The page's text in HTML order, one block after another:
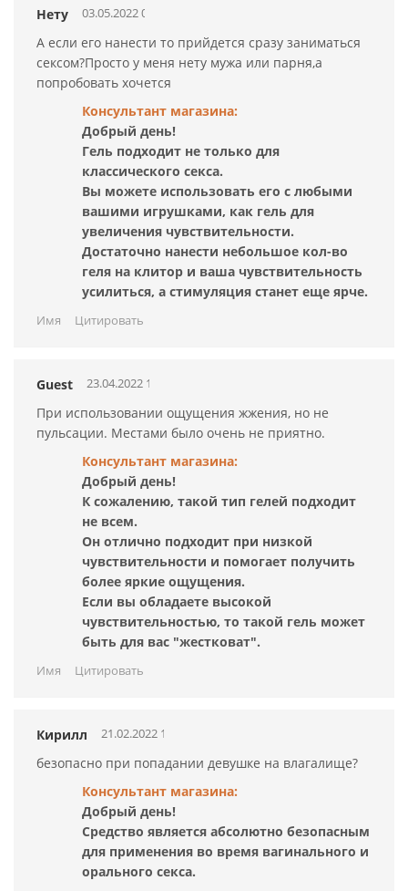
Нету 03.05.2022 01:23:18
А если его нанести то прийдется сразу заниматься
сексом?Просто у меня нету мужа или парня,а
попробовать хочется
Консультант магазина:
Добрый день!
Гель подходит не только для
классического секса.
Вы можете использовать его с любыми
вашими игрушками, как гель для
увеличения чувствительности.
Достаточно нанести небольшое кол-во
геля на клитор и ваша чувствительность
усилиться, а стимуляция станет еще ярче.
Имя Цитировать
Guest 23.04.2022 15:55:52
При использовании ощущения жжения, но не
пульсации. Местами было очень не приятно.
Консультант магазина:
Добрый день!
К сожалению, такой тип гелей подходит
не всем.
Он отлично подходит при низкой
чувствительности и помогает получить
более яркие ощущения.
Если вы обладаете высокой
чувствительностью, то такой гель может
быть для вас "жестковат".
Имя Цитировать
Кирилл 21.02.2022 19:51:25
безопасно при попадании девушке на влагалище?
Консультант магазина:
Добрый день!
Средство является абсолютно безопасным
для применения во время вагинального и
орального секса.